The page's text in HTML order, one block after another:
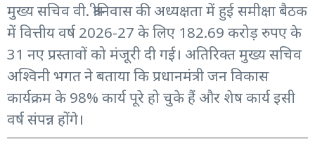
मुख्य सचिव वी. श्रीनिवास की अध्यक्षता में हुई समीक्षा बैठक
में वित्तीय वर्ष 2026-27 के लिए 182.69 करोड़ रुपए के
31 नए प्रस्तावों को मंजूरी दी गई। अतिरिक्त मुख्य सचिव
अश्विनी भगत ने बताया कि प्रधानमंत्री जन विकास
कार्यक्रम के 98% कार्य पूरे हो चुके हैं और शेष कार्य इसी
वर्ष संपन्न होंगे।